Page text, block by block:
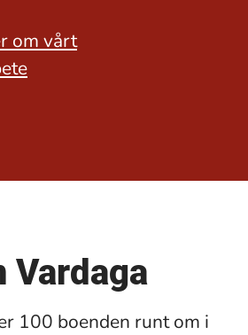
om vårt
Vardaga
100 boenden runt om i